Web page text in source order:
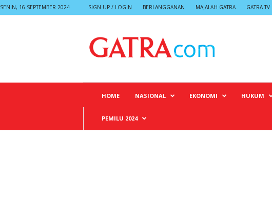
SENIN, 16 SEPTEMBER 2024 SIGN UP / LOGIN BERLANGGANAN MAJALAH GATRA GATRA TV
HOME NASIONAL EKONOMI HUKUM
PEMILU 2024